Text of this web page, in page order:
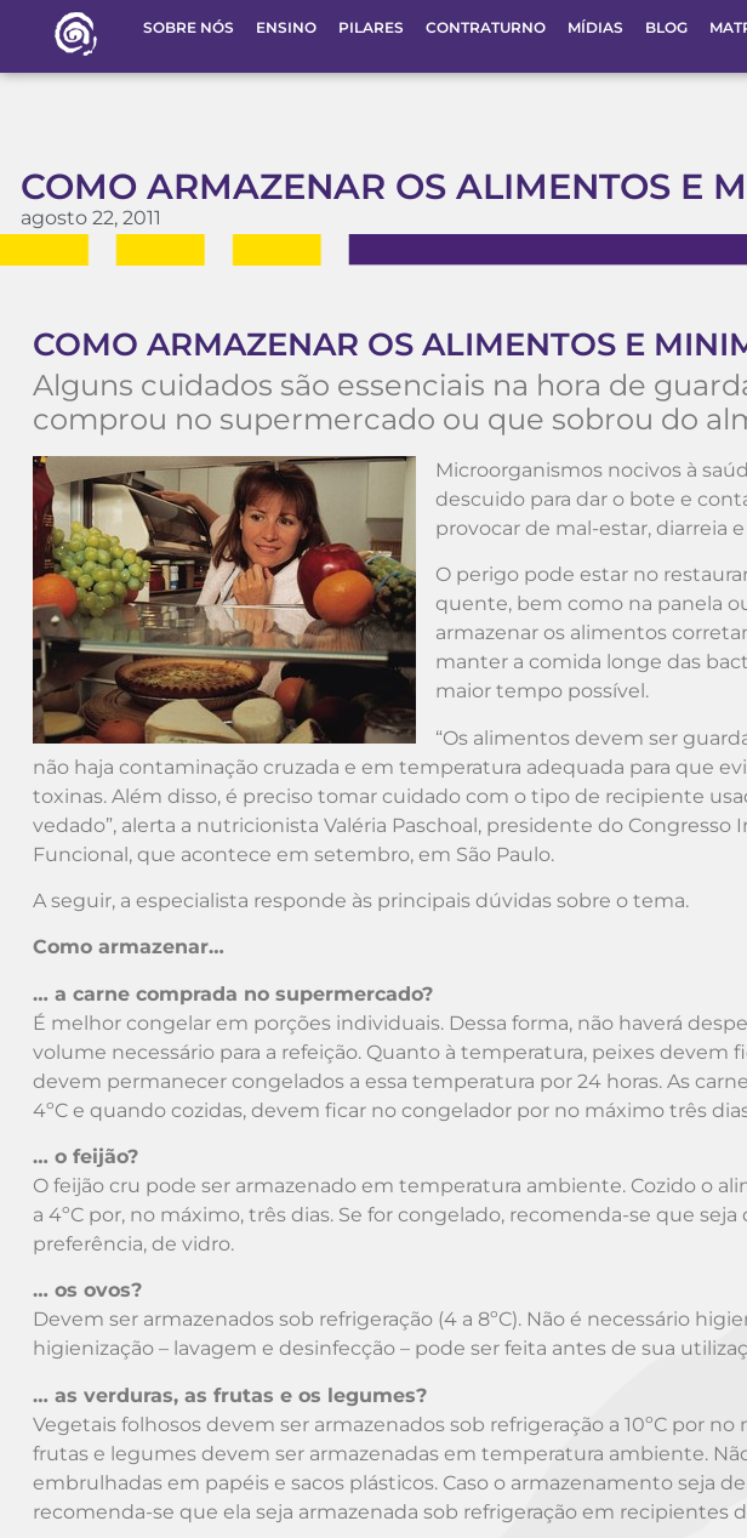
SOBRE NÓS ENSINO PILARES CONTRATURNO MÍDIAS BLOG
COMO ARMAZENAR OS ALIMENTOS E
agosto 22, 2011
COMO ARMAZENAR OS ALIMENTOS E
Alguns cuidados são essenciais na hora de
comprou no supermercado ou que sobrou do
Microorganismos nocivos à
descuido para dar o bote e
provocar de mal-estar, diarreia
O perigo pode estar no
quente, bem como na panela
armazenar os alimentos
manter a comida longe das
maior tempo possível.
“Os alimentos devem ser
não haja contaminação cruzada e em temperatura adequada para que
toxinas. Além disso, é preciso tomar cuidado com o tipo de recipiente
vedado”, alerta a nutricionista Valéria Paschoal, presidente do
Funcional, que acontece em setembro, em São Paulo.
A seguir, a especialista responde às principais dúvidas sobre o tema.
Como armazenar…
… a carne comprada no supermercado?
É melhor congelar em porções individuais. Dessa forma, não haverá
volume necessário para a refeição. Quanto à temperatura, peixes devem
devem permanecer congelados a essa temperatura por 24 horas. As
4ºC e quando cozidas, devem ficar no congelador por no máximo três
… o feijão?
O feijão cru pode ser armazenado em temperatura ambiente. Cozido o
a 4ºC por, no máximo, três dias. Se for congelado, recomenda-se que
preferência, de vidro.
… os ovos?
Devem ser armazenados sob refrigeração (4 a 8ºC). Não é necessário
higienização – lavagem e desinfecção – pode ser feita antes de sua
… as verduras, as frutas e os legumes?
Vegetais folhosos devem ser armazenados sob refrigeração a 10ºC por
frutas e legumes devem ser armazenadas em temperatura ambiente.
embrulhadas em papéis e sacos plásticos. Caso o armazenamento seja
recomenda-se que ela seja armazenada sob refrigeração em recipientes